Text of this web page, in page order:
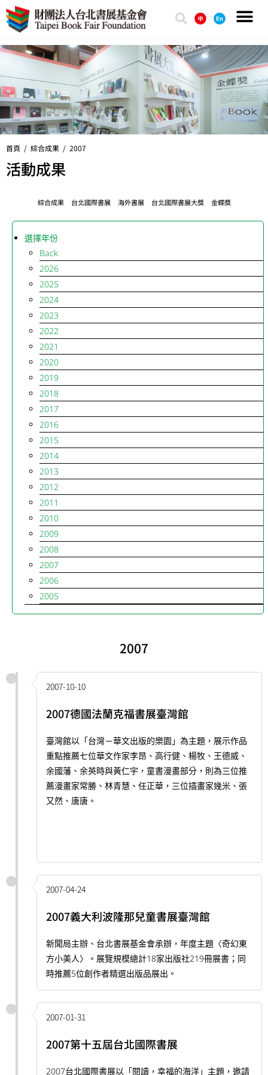
首頁 / 綜合成果 / 2007
活動成果
綜合成果 台北國際書展 海外書展 台北國際書展大獎 金蝶獎
選擇年份
Back
2026
2025
2024
2023
2022
2021
2020
2019
2018
2017
2016
2015
2014
2013
2012
2011
2010
2009
2008
2007
2006
2005
2007
2007-10-10
2007德國法蘭克福書展臺灣館
臺灣館以「台灣－華文出版的樂園」為主題，展示作品
重點推薦七位華文作家李昂、高行健、楊牧、王德威、
余國藩、余英時與黃仁宇，童書漫畫部分，則為三位推
薦漫畫家常勝、林青慧、任正華，三位插畫家幾米、張
又然、唐唐。
2007-04-24
2007義大利波隆那兒童書展臺灣館
新聞局主辦、台北書展基金會承辦，年度主題〈奇幻東
方小美人〉。展覽規模總計18家出版社219冊展書；同
時推薦5位創作者精選出版品展出。
2007-01-31
2007第十五屆台北國際書展
2007台北國際書展以「閱讀，幸福的海洋」主題，邀請